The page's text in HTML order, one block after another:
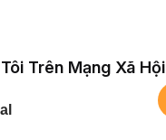
Trên Mạng Xã Hội